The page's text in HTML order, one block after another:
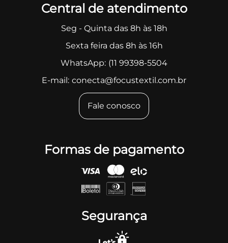
Central de atendimento
Seg - Quinta das 8h às 18h
Sexta feira das 8h às 16h
WhatsApp: (11 99398-5504
E-mail: conecta@focustextil.com.br
Fale conosco
Formas de pagamento
Segurança